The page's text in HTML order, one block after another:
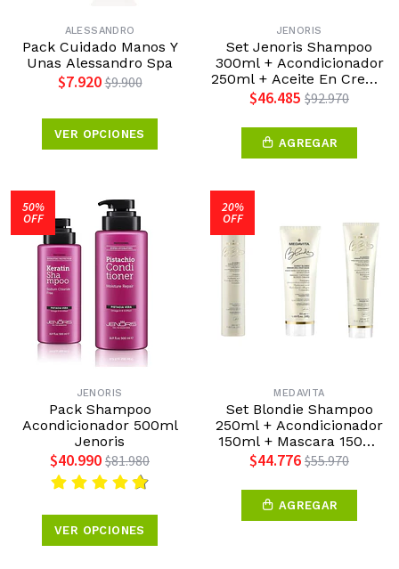
ALESSANDRO
Pack Cuidado Manos Y
Unas Alessandro Spa
$7.920 $9.900
VER OPCIONES
JENORIS
Set Jenoris Shampoo
300ml + Acondicionador
250ml + Aceite En Crema
150ml
$46.485 $92.970
AGREGAR
50%
OFF
JENORIS
Pack Shampoo
Acondicionador 500ml
Jenoris
$40.990 $81.980
VER OPCIONES
20%
OFF
MEDAVITA
Set Blondie Shampoo
250ml + Acondicionador
150ml + Mascara 150ml
Medavita
$44.776 $55.970
AGREGAR